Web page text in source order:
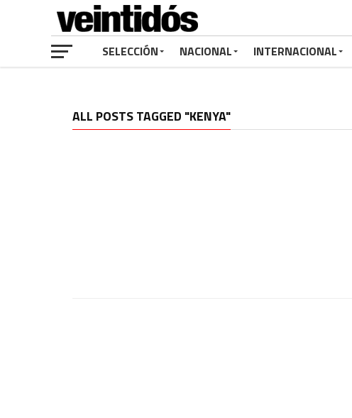
SELECCIÓN NACIONAL INTERNACIONAL
ALL POSTS TAGGED "KENYA"